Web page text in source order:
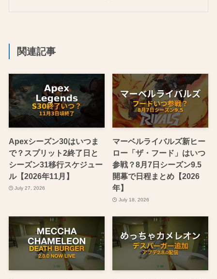
関連記事
Apexシーズン30はいつま
で？スプリット2終了日と
シーズン31移行スケジュー
ル【2026年11月】
July 27, 2026
マーベルライバルズ新ヒー
ロー「ザ・フード」はいつ
参戦？8月7日シーズン9.5
開幕で日程まとめ【2026
年】
July 18, 2026